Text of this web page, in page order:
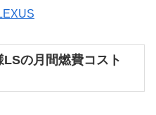
LSの月間燃費コスト